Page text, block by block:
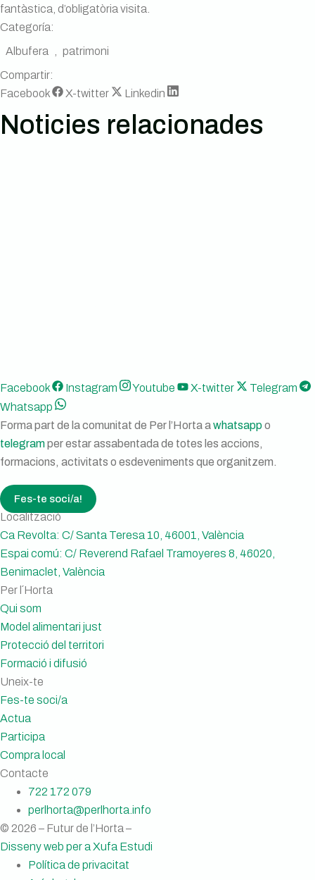
fantàstica, d’obligatòria visita.
Categoría:
Albufera
patrimoni
Compartir:
Facebook
X-twitter Linkedin
Noticies relacionades
Facebook Instagram Youtube X-twitter
Telegram
Whatsapp
Forma part de la comunitat de Per l’Horta awhatsappo
telegramper estar assabentada de totes les accions,
formacions, activitats o esdeveniments que organitzem.
Fes-te soci/a!
Localització
Ca Revolta: C/ Santa Teresa 10, 46001, València
Espai comú: C/ Reverend Rafael Tramoyeres 8, 46020,
Benimaclet, València
Per l´Horta
Qui som
Model alimentari just
Protecció del territori
Formació i difusió
Uneix-te
Fes-te soci/a
Actua
Participa
Compra local
Contacte
722 172 079
perlhorta@perlhorta.info
© 2026 – Futur de l’Horta –
Disseny web per a Xufa Estudi
Política de privacitat